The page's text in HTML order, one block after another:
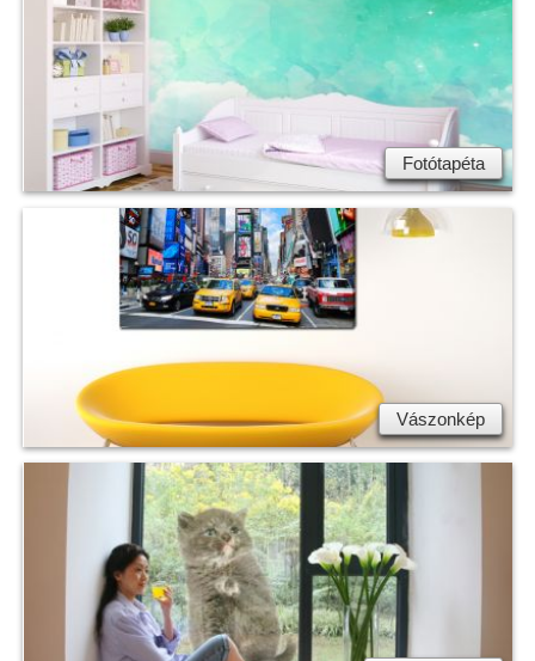
Fotótapéta
Vászonkép